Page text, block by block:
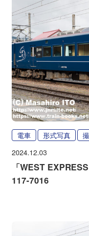
電車 形式写真
2024.12.03
「WEST
117-7016